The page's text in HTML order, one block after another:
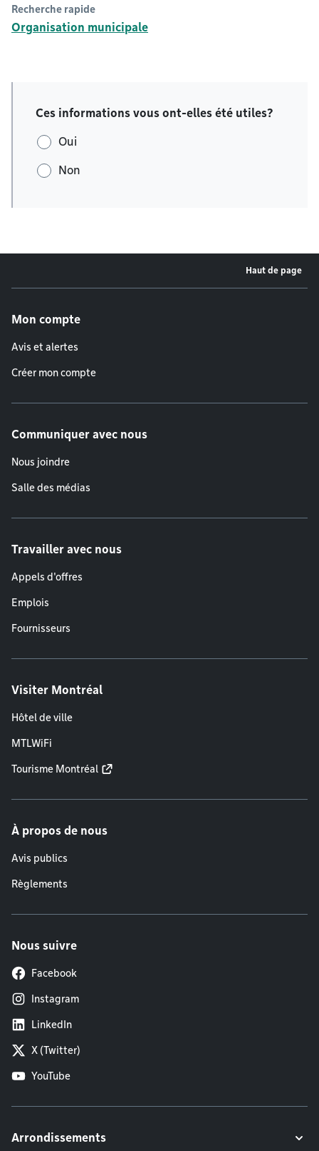
Recherche rapide
Organisation municipale
Ces informations vous ont-elles été utiles?
Oui
Non
Haut de page
Mon compte
Avis et alertes
Créer mon compte
Communiquer avec nous
Nous joindre
Salle des médias
Travailler avec nous
Appels d'offres
Emplois
Fournisseurs
Visiter Montréal
Hôtel de ville
MTLWiFi
Tourisme Montréal
À propos de nous
Avis publics
Règlements
Nous suivre
Facebook
Instagram
LinkedIn
X (Twitter)
YouTube
Arrondissements